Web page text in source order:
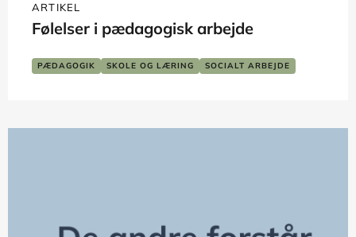
ARTIKEL
Følelser i pædagogisk arbejde
PÆDAGOGIK SKOLE OG LÆRING SOCIALT ARBEJDE